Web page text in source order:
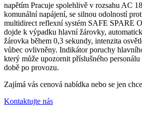
napětím Pracuje spolehlivě v rozsahu AC
komunální napájení, se silnou odolností
multidirect reflexní systém SAFE SPARE
dojde k výpadku hlavní žárovky,
žárovka během 0,3 sekundy, intenzita
vůbec ovlivněny. Indikátor poruchy
který může upozornit příslušného
době po provozu.
Zajímá vás cenová nabídka nebo se jen
Kontaktujte nás